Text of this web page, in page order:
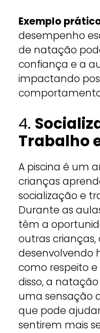
Exemplo
desempenho
de natação
confiança e a
impactando
4.
Trabalho
A piscina é um
crianças
socialização e
Durante as
têm a
outras crianças,
desenvolvendo
como respeito
disso, a
uma sensação
que pode
sentirem mais